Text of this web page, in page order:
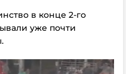
в конце 2-го
уже почти